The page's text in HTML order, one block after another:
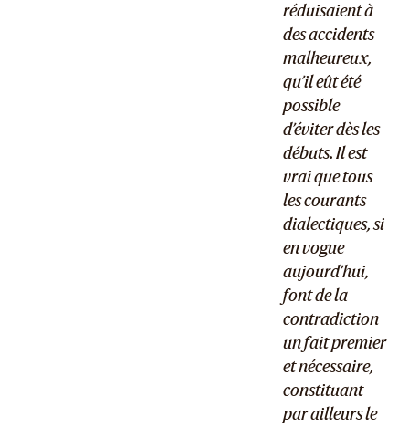
réduisaient à
des accidents
malheureux,
qu’il eût été
possible
d’éviter dès les
débuts. Il est
vrai que tous
les courants
dialectiques, si
en vogue
aujourd’hui,
font de la
contradiction
un fait premier
et nécessaire,
constituant
par ailleurs le